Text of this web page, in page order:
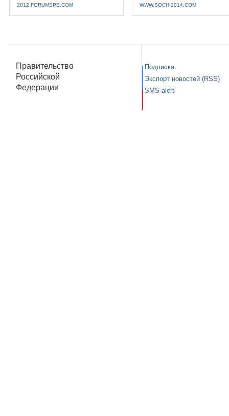
2012.FORUMSPB.COM WWW.SOCHI2014.COM
Правительство
Российской
Федерации
Подписка
Экспорт новостей (RSS)
SMS-alert